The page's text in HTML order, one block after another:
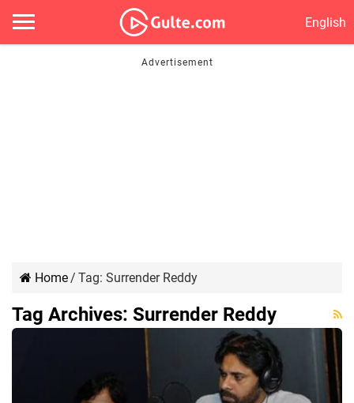
English
Home/ Tag: Surrender Reddy
Tag Archives: Surrender Reddy